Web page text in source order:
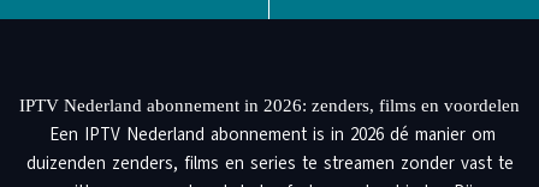
IPTV Nederland abonnement in 2026: zenders, films en voordelen
Een IPTV Nederland abonnement is in 2026 dé manier om
duizenden zenders, films en series te streamen zonder vast te